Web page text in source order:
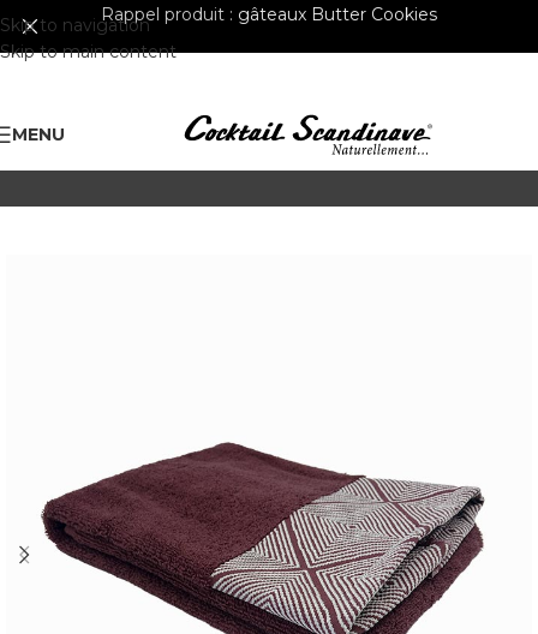
Skip to navigation
Skip to main content
Rappel produit : gâteaux Butter Cookies
MENU